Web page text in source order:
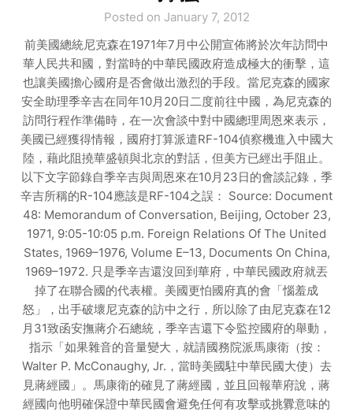
Posted on January 7, 2012
前美國總統尼克森在1971年7月中公開宣佈將於次年訪問中
華人民共和國，對當時的中華民國政府造成極大的衝擊，這
也讓美國擔心國府是否會做出激烈的手段。當尼克森的國家
安全助理季辛吉在同年10月20日二度前往中國，為尼克森的
訪問行程作準備時，在一次會談中對中國總理周恩來表示，
美國已經獲得情報，國府打算派遣RF-104偵察機進入中國大
陸，藉此阻撓華盛頓與北京的對話，但美方已經出手阻止。
以下文字節錄自季辛吉與周恩來在10月23日的會談記錄，季
辛吉所稱的R-104應該是RF-104之誤： Source: Document
48: Memorandum of Conversation, Beijing, October 23,
1971, 9:05-10:05 p.m. Foreign Relations Of The United
States, 1969–1976, Volume E–13, Documents On China,
1969–1972. 只是季辛吉還沒回到華府，中華民國政府就丟
掉了在聯合國的代表權。美國更怕國府真的會「惱羞成
怒」，出手破壞尼克森的訪中之行，所以除了由尼克森在12
月31致函安撫蔣介石總統，季辛吉還下令監控國府的舉動，
指示「如果雜音的音量變大，就請國務院派馬康衛（按：
Walter P. McConaughy, Jr.，當時美國駐中華民國大使）去
見蔣經國」。馬康衛的確見了蔣經國，並且回報華府說，蔣
經國向他明確保證中華民國會避免任何有攻擊或挑釁意味的